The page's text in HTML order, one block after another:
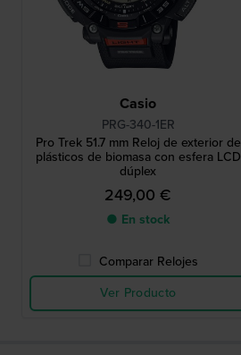
Casio
PRG-340-1ER
Pro Trek 51.7 mm Reloj de exterior de
plásticos de biomasa con esfera LCD
dúplex
249,00 €
● En stock
Comparar Relojes
Ver Producto